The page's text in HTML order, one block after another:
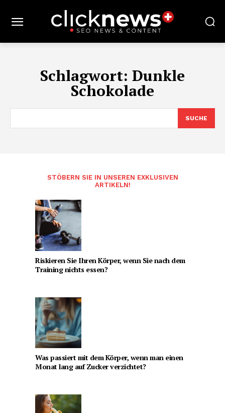
Schlagwort: Dunkle
Schokolade
SUCHE
STÖBERN SIE IN UNSEREN EXKLUSIVEN
ARTIKELN!
Riskieren Sie Ihren Körper, wenn Sie nach dem
Training nichts essen?
Was passiert mit dem Körper, wenn man einen
Monat lang auf Zucker verzichtet?